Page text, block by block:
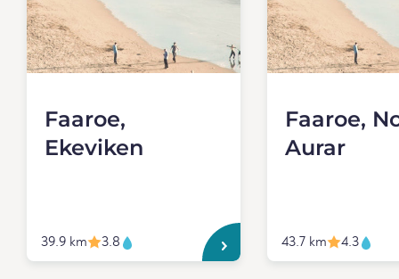
Faaroe,
Ekeviken
39.9 km 3.8
Faaroe,
Aurar
43.7 km 4.3